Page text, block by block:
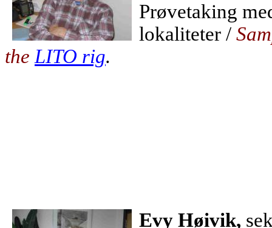
Prøvetaking
lokaliteter /
the LITO rig.
Evy Høivik,